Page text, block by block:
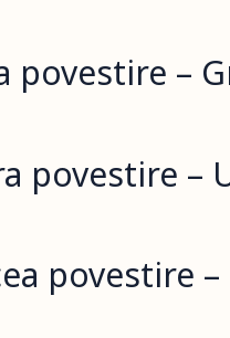
povestire –
povestire –
povestire